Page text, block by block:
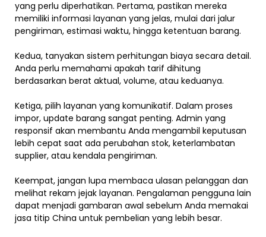
yang perlu diperhatikan. Pertama, pastikan mereka
memiliki informasi layanan yang jelas, mulai dari jalur
pengiriman, estimasi waktu, hingga ketentuan barang.
Kedua, tanyakan sistem perhitungan biaya secara detail.
Anda perlu memahami apakah tarif dihitung
berdasarkan berat aktual, volume, atau keduanya.
Ketiga, pilih layanan yang komunikatif. Dalam proses
impor, update barang sangat penting. Admin yang
responsif akan membantu Anda mengambil keputusan
lebih cepat saat ada perubahan stok, keterlambatan
supplier, atau kendala pengiriman.
Keempat, jangan lupa membaca ulasan pelanggan dan
melihat rekam jejak layanan. Pengalaman pengguna lain
dapat menjadi gambaran awal sebelum Anda memakai
jasa titip China untuk pembelian yang lebih besar.